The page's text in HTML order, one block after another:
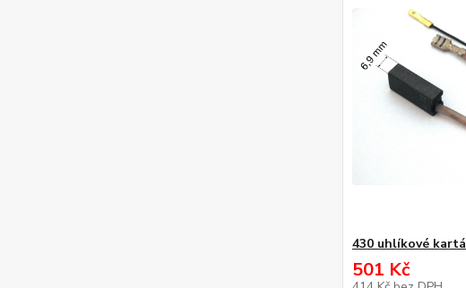
430 uhlíkové
501 Kč